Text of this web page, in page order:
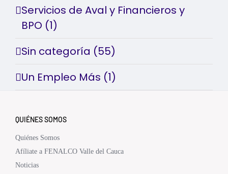
Servicios de Aval y Financieros y
BPO (1)
Sin categoría (55)
Un Empleo Más (1)
QUIÉNES SOMOS
Quiénes Somos
Afíliate a FENALCO Valle del Cauca
Noticias